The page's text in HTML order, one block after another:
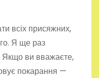
всіх присяжних,
Я ще раз
Якщо ви вважаєте,
покарання —